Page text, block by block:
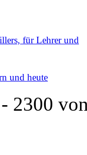
für Lehrer und
und heute
- 2300